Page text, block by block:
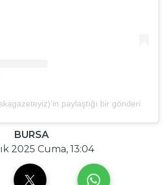
paylaştığı bir gönderi
BURSA
2025 Cuma, 13:04